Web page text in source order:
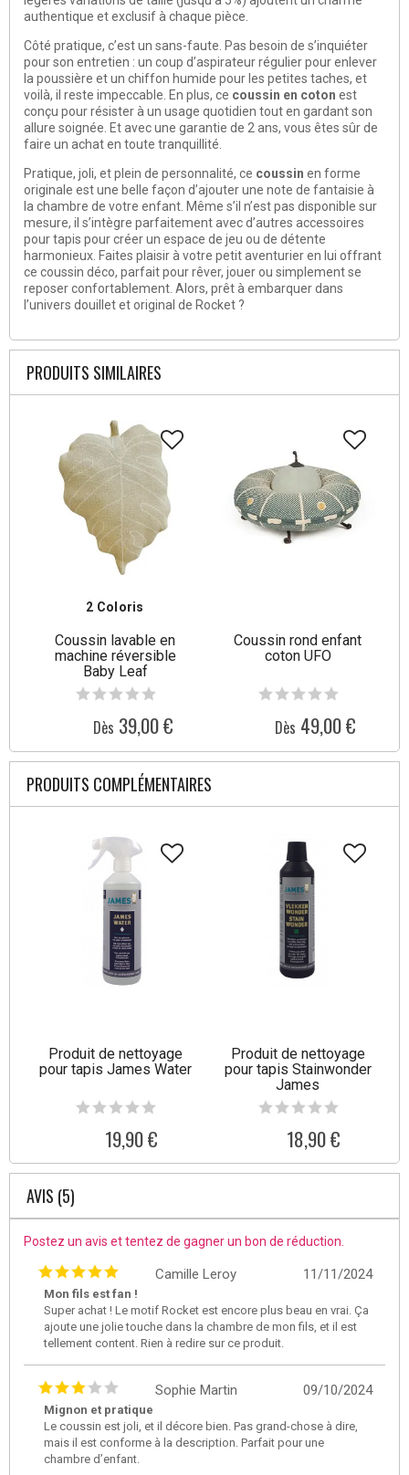
authentique et exclusif à chaque pièce.
Côté pratique, c’est un sans-faute. Pas besoin de s’inquiéter
pour son entretien : un coup d’aspirateur régulier pour enlever
la poussière et un chiffon humide pour les petites taches, et
voilà, il reste impeccable. En plus, ce coussin en coton est
conçu pour résister à un usage quotidien tout en gardant son
allure soignée. Et avec une garantie de 2 ans, vous êtes sûr de
faire un achat en toute tranquillité.
Pratique, joli, et plein de personnalité, ce coussin en forme
originale est une belle façon d’ajouter une note de fantaisie à
la chambre de votre enfant. Même s’il n’est pas disponible sur
mesure, il s’intègre parfaitement avec d’autres accessoires
pour tapis pour créer un espace de jeu ou de détente
harmonieux. Faites plaisir à votre petit aventurier en lui offrant
ce coussin déco, parfait pour rêver, jouer ou simplement se
reposer confortablement. Alors, prêt à embarquer dans
l’univers douillet et original de Rocket ?
PRODUITS SIMILAIRES
2 Coloris
Coussin lavable en
machine réversible
Baby Leaf
Dès 39,00 €
Coussin rond enfant
coton UFO
Dès 49,00 €
PRODUITS COMPLÉMENTAIRES
Produit de nettoyage
pour tapis James Water
19,90 €
Produit de nettoyage
pour tapis Stainwonder
James
18,90 €
AVIS (5)
Postez un avis et tentez de gagner un bon de réduction.
11/11/2024
Camille Leroy
Mon fils est fan !
Super achat ! Le motif Rocket est encore plus beau en vrai. Ça
ajoute une jolie touche dans la chambre de mon fils, et il est
tellement content. Rien à redire sur ce produit.
09/10/2024
Sophie Martin
Mignon et pratique
Le coussin est joli, et il décore bien. Pas grand-chose à dire,
mais il est conforme à la description. Parfait pour une
chambre d’enfant.